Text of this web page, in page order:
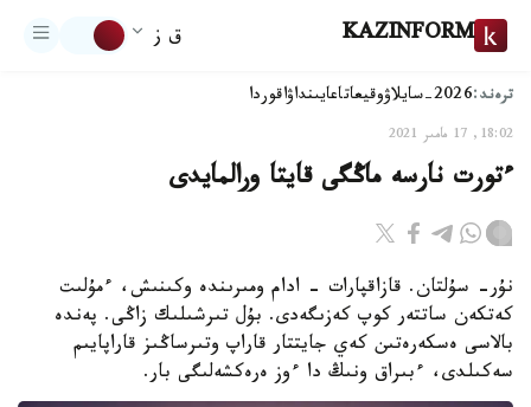
KAZINFORM ق ز
ترەند:2026-سايلاۋ وقيعاتاعايىنداۋاقوردا
18:02, 17 مامىر 2021
ءتورت نارسە ماڭگى قايتا ورالمايدى
نۇر- سۇلتان. قازاقپارات - ادام ومىرىندە وكىنىش، ءمۇلىت
كەتكەن ساتتەر كوپ كەزىگەدى. بۇل تىرشىلىك زاڭى. پەندە
بالاسى ەسكەرەتىن كەي جايتتار قاراپ وتىرساڭىز قاراپايىم
سەكىلدى، ءبىراق ونىڭ دا ءوز ەرەكشەلىگى بار.